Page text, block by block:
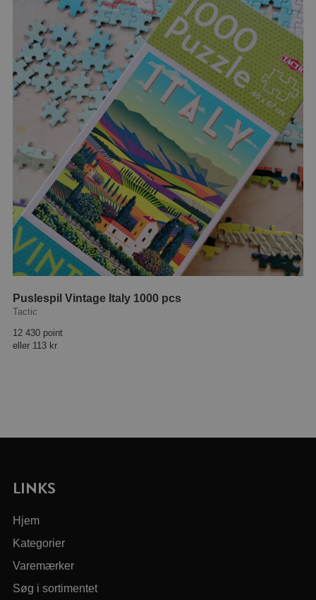
Puslespil Vintage Italy 1000 pcs
Tactic
12 430 point
eller 113 kr
LINKS
Hjem
Kategorier
Varemærker
Søg i sortimentet